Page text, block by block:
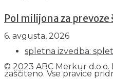
Pol milijona za prevoze
6. avgusta, 2026
spletna izvedba:
© 2023 ABC Merkur d.o.o.
zaščiteno. Vse pravice